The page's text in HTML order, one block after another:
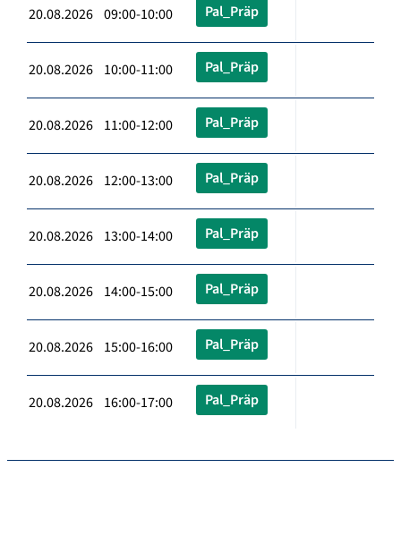
20.08.2026 09:00-10:00 Pal_Präp
20.08.2026 10:00-11:00 Pal_Präp
20.08.2026 11:00-12:00 Pal_Präp
20.08.2026 12:00-13:00 Pal_Präp
20.08.2026 13:00-14:00 Pal_Präp
20.08.2026 14:00-15:00 Pal_Präp
20.08.2026 15:00-16:00 Pal_Präp
20.08.2026 16:00-17:00 Pal_Präp